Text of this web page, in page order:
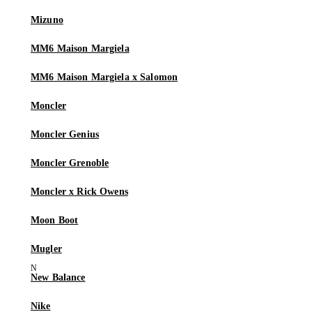
Mizuno
MM6 Maison Margiela
MM6 Maison Margiela x Salomon
Moncler
Moncler Genius
Moncler Grenoble
Moncler x Rick Owens
Moon Boot
Mugler
New Balance
Nike